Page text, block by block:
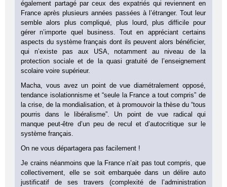
également partagé par ceux des expatriés qui reviennent en
France après plusieurs années passées à l’étranger. Tout leur
semble alors plus compliqué, plus lourd, plus difficile pour
gérer n’importe quel business. Tout en appréciant certains
aspects du système français dont ils peuvent alors bénéficier,
qui n’existe pas aux USA, notamment au niveau de la
protection sociale et de la quasi gratuité de l’enseignement
scolaire voire supérieur.
Macha, vous avez un point de vue diamétralement opposé,
tendance isolationnisme et “seule la France a tout compris” de
la crise, de la mondialisation, et à promouvoir la thèse du “tous
pourris dans le libéralisme”. Un point de vue radical qui
manque peut-être d’un peu de recul et d’autocritique sur le
système français.
On ne vous départagera pas facilement !
Je crains néanmoins que la France n’ait pas tout compris, que
collectivement, elle se soit embarquée dans un délire auto
justificatif de ses travers (complexité de l’administration